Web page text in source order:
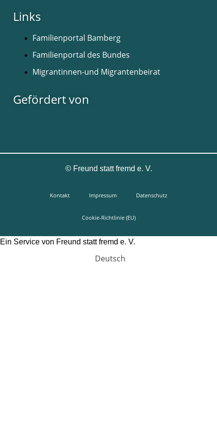
Links
Familienportal Bamberg
Familienportal des Bundes
Migrantinnen-und Migrantenbeirat
Gefördert von
©Freund statt fremd e. V.
Kontakt Impressum Datenschutz
Cookie-Richtlinie (EU)
Ein Service von Freund statt fremd e. V.
Deutsch